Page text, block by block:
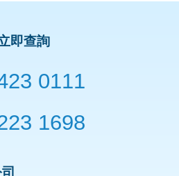
即查詢
0111
1698